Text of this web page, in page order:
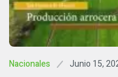
Nacionales Junio 15,